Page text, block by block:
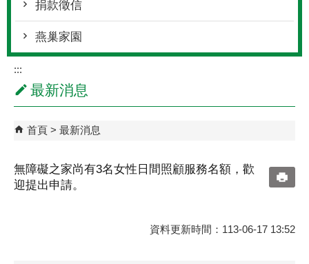
捐款徵信
燕巢家園
:::
最新消息
首頁 最新消息
無障礙之家尚有3名女性日間照顧服務名額，歡
迎提出申請。
資料更新時間：113-06-17 13:52